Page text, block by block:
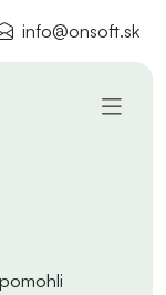
info@onsoft.sk